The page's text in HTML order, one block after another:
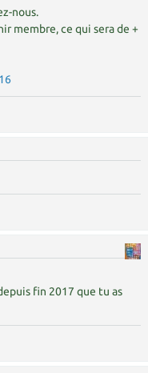
nous.
membre, ce qui sera de +
fin 2017 que tu as